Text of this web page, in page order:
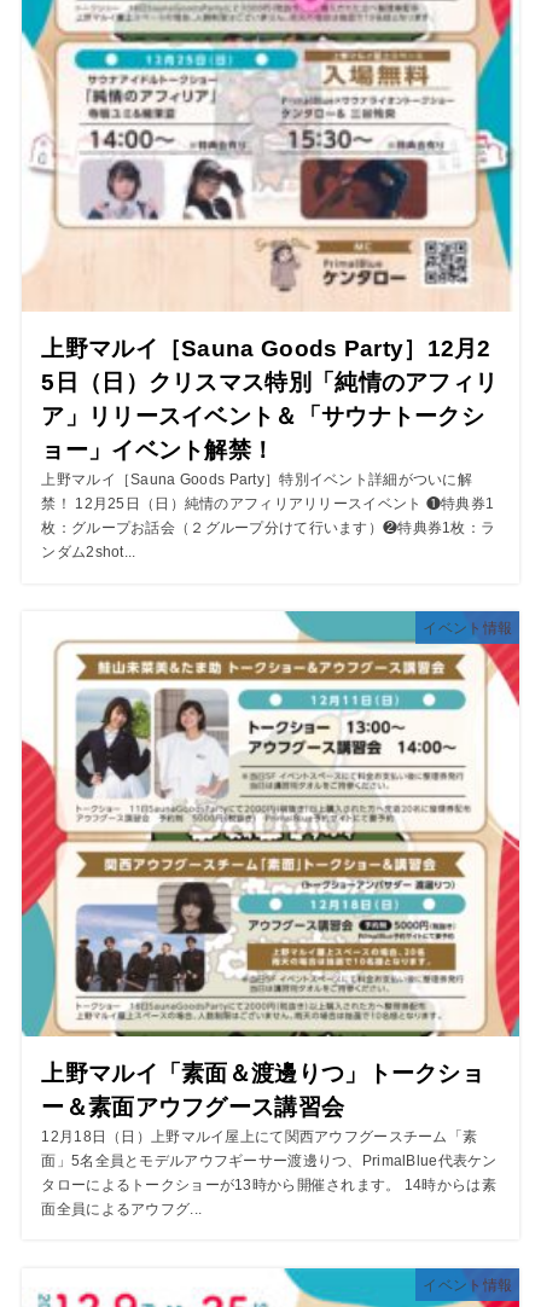
上野マルイ［Sauna Goods Party］12月2
5日（日）クリスマス特別「純情のアフィリ
ア」リリースイベント＆「サウナトークシ
ョー」イベント解禁！
上野マルイ［Sauna Goods Party］特別イベント詳細がついに解
禁！ 12月25日（日）純情のアフィリアリリースイベント ❶特典券1
枚：グループお話会（２グループ分けて行います）❷特典券1枚：ラ
ンダム2shot...
イベント情報
上野マルイ「素面＆渡邊りつ」トークショ
ー＆素面アウフグース講習会
12月18日（日）上野マルイ屋上にて関西アウフグースチーム「素
面」5名全員とモデルアウフギーサー渡邊りつ、PrimalBlue代表ケン
タローによるトークショーが13時から開催されます。 14時からは素
面全員によるアウフグ...
イベント情報